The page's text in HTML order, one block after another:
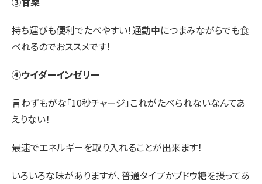
持ち運びも便利でたべやすい！通勤中につまみながらでも食
べれるのでおススメです！
④ウイダーインゼリー
言わずもがな「10秒チャージ」これがたべられないなんてあ
えりない！
最速でエネルギーを取り入れることが出来ます！
いろいろな味がありますが、普通タイプかブドウ糖を摂ってあ